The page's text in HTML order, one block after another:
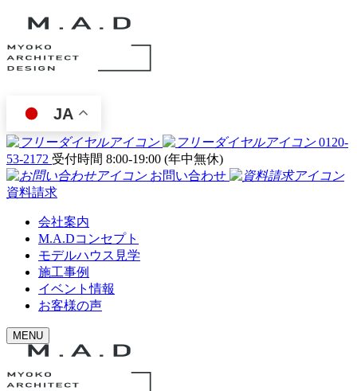
JA
0120-
53-2172 受付時間 8:00-19:00 (年中無休)
お問い合わせ
資料請求
会社案内
M.A.Dコンセプト
モデルハウス見学
施工事例
イベント情報
お客様の声
MENU